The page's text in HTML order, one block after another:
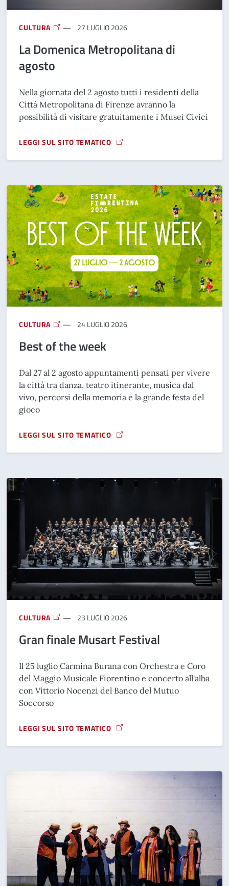
CULTURA 27 LUGLIO 2026
La Domenica Metropolitana di
agosto
Nella giornata del 2 agosto tutti i residenti della
Città Metropolitana di Firenze avranno la
possibilità di visitare gratuitamente i Musei Civici
LEGGI SUL SITO TEMATICO
A PROPOSITO DI LA DOMENICA METROPOLITANA DI AGOSTO
CULTURA 24 LUGLIO 2026
Best of the week
Dal 27 al 2 agosto appuntamenti pensati per vivere
la città tra danza, teatro itinerante, musica dal
vivo, percorsi della memoria e la grande festa del
gioco
LEGGI SUL SITO TEMATICO
A PROPOSITO DI BEST OF THE WEEK
CULTURA 23 LUGLIO 2026
Gran finale Musart Festival
Il 25 luglio Carmina Burana con Orchestra e Coro
del Maggio Musicale Fiorentino e concerto all'alba
con Vittorio Nocenzi del Banco del Mutuo
Soccorso
LEGGI SUL SITO TEMATICO
A PROPOSITO DI GRAN FINALE MUSART FESTIVAL